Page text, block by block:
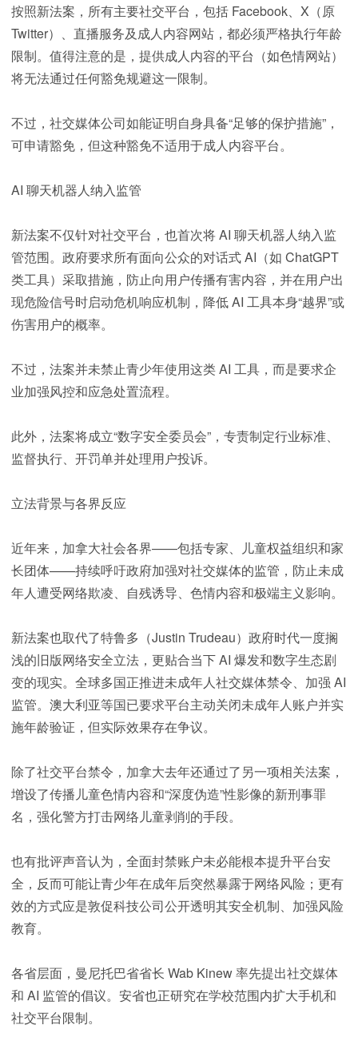
按照新法案，所有主要社交平台，包括 Facebook、X（原
Twitter）、直播服务及成人内容网站，都必须严格执行年龄
限制。值得注意的是，提供成人内容的平台（如色情网站）
将无法通过任何豁免规避这一限制。
不过，社交媒体公司如能证明自身具备“足够的保护措施”，
可申请豁免，但这种豁免不适用于成人内容平台。
AI 聊天机器人纳入监管
新法案不仅针对社交平台，也首次将 AI 聊天机器人纳入监
管范围。政府要求所有面向公众的对话式 AI（如 ChatGPT
类工具）采取措施，防止向用户传播有害内容，并在用户出
现危险信号时启动危机响应机制，降低 AI 工具本身“越界”或
伤害用户的概率。
不过，法案并未禁止青少年使用这类 AI 工具，而是要求企
业加强风控和应急处置流程。
此外，法案将成立“数字安全委员会”，专责制定行业标准、
监督执行、开罚单并处理用户投诉。
立法背景与各界反应
近年来，加拿大社会各界——包括专家、儿童权益组织和家
长团体——持续呼吁政府加强对社交媒体的监管，防止未成
年人遭受网络欺凌、自残诱导、色情内容和极端主义影响。
新法案也取代了特鲁多（Justin Trudeau）政府时代一度搁
浅的旧版网络安全立法，更贴合当下 AI 爆发和数字生态剧
变的现实。全球多国正推进未成年人社交媒体禁令、加强 AI
监管。澳大利亚等国已要求平台主动关闭未成年人账户并实
施年龄验证，但实际效果存在争议。
除了社交平台禁令，加拿大去年还通过了另一项相关法案，
增设了传播儿童色情内容和“深度伪造”性影像的新刑事罪
名，强化警方打击网络儿童剥削的手段。
也有批评声音认为，全面封禁账户未必能根本提升平台安
全，反而可能让青少年在成年后突然暴露于网络风险；更有
效的方式应是敦促科技公司公开透明其安全机制、加强风险
教育。
各省层面，曼尼托巴省省长 Wab Kinew 率先提出社交媒体
和 AI 监管的倡议。安省也正研究在学校范围内扩大手机和
社交平台限制。